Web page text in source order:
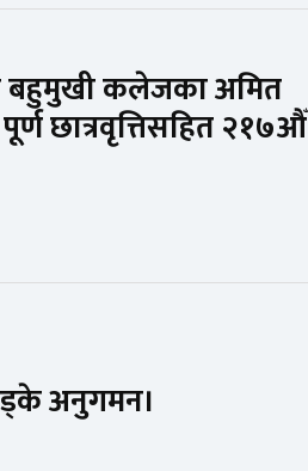
बहुमुखी कलेजका अमित
छात्रवृत्तिसहित २१७औँ
अनुगमन।